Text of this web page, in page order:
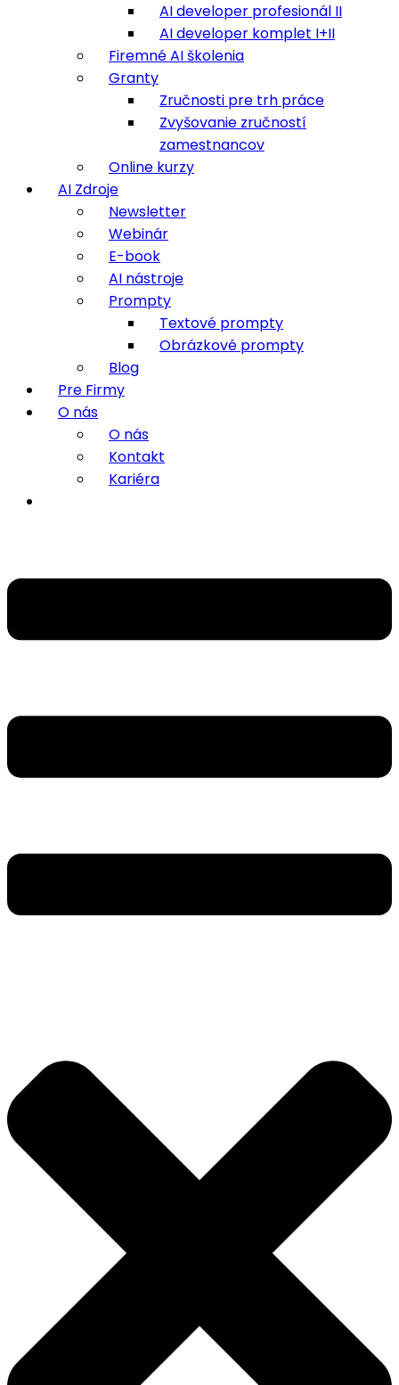
AI developer profesionál II
AI developer komplet I+II
Firemné AI školenia
Granty
Zručnosti pre trh práce
Zvyšovanie zručností
zamestnancov
Online kurzy
AI Zdroje
Newsletter
Webinár
E-book
AI nástroje
Prompty
Textové prompty
Obrázkové prompty
Blog
Pre Firmy
O nás
O nás
Kontakt
Kariéra